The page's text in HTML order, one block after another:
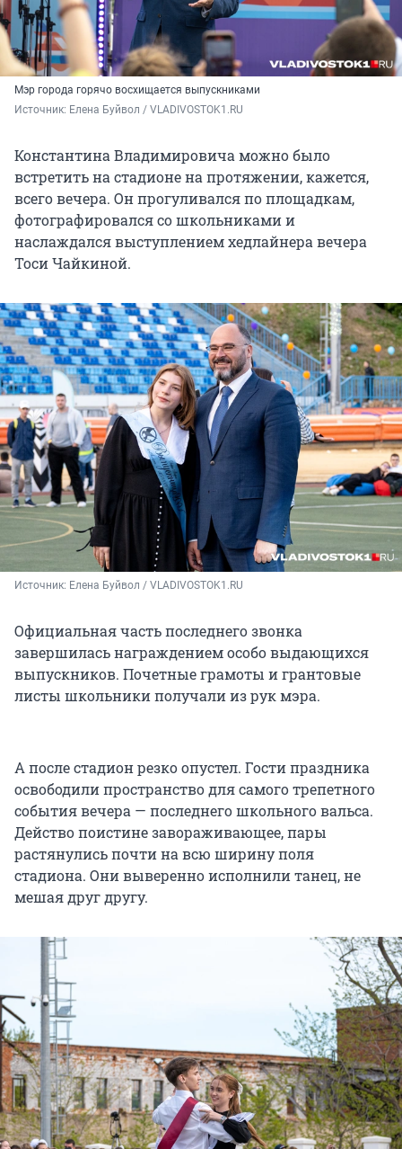
Мэр города горячо восхищается выпускниками
Источник: Елена Буйвол / VLADIVOSTOK1.RU
Константина Владимировича можно было
встретить на стадионе на протяжении, кажется,
всего вечера. Он прогуливался по площадкам,
фотографировался со школьниками и
наслаждался выступлением хедлайнера вечера
Тоси Чайкиной.
Источник: Елена Буйвол / VLADIVOSTOK1.RU
Официальная часть последнего звонка
завершилась награждением особо выдающихся
выпускников. Почетные грамоты и грантовые
листы школьники получали из рук мэра.
А после стадион резко опустел. Гости праздника
освободили пространство для самого трепетного
события вечера — последнего школьного вальса.
Действо поистине завораживающее, пары
растянулись почти на всю ширину поля
стадиона. Они выверенно исполнили танец, не
мешая друг другу.